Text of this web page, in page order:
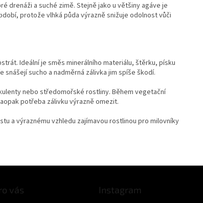
drenáži a suché zimě. Stejně jako u většiny agáve je
protože vlhká půda výrazně snižuje odolnost vůči
Ideální je směs minerálního materiálu, štěrku, písku
sucho a nadměrná zálivka jim spíše škodí.
nebo středomořské rostliny. Během vegetační
potřeba zálivku výrazně omezit.
a výraznému vzhledu zajímavou rostlinou pro milovníky
vás Instagram